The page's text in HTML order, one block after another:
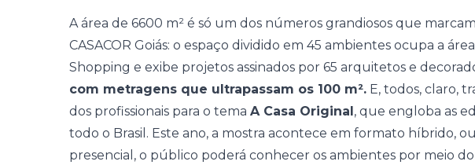
A área de 6600 m² é só um dos números grandiosos que
CASACOR Goiás: o espaço dividido em 45 ambientes ocupa a
Shopping e exibe projetos assinados por 65 arquitetos e
com metragens que ultrapassam os 100 m². E, todos, claro,
dos profissionais para o tema A Casa Original, que engloba as
todo o Brasil. Este ano, a mostra acontece em formato híbrido,
presencial, o público poderá conhecer os ambientes por meio